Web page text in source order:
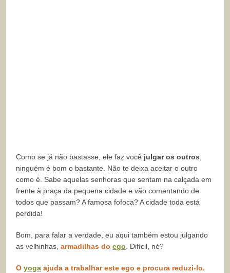
Como se já não bastasse, ele faz você julgar os outros,
ninguém é bom o bastante. Não te deixa aceitar o outro
como é. Sabe aquelas senhoras que sentam na calçada em
frente à praça da pequena cidade e vão comentando de
todos que passam? A famosa fofoca? A cidade toda está
perdida!
Bom, para falar a verdade, eu aqui também estou julgando
as velhinhas,armadilhas doego. Difícil, né?
Oyoga ajuda a trabalhar este ego e procura reduzi-lo.